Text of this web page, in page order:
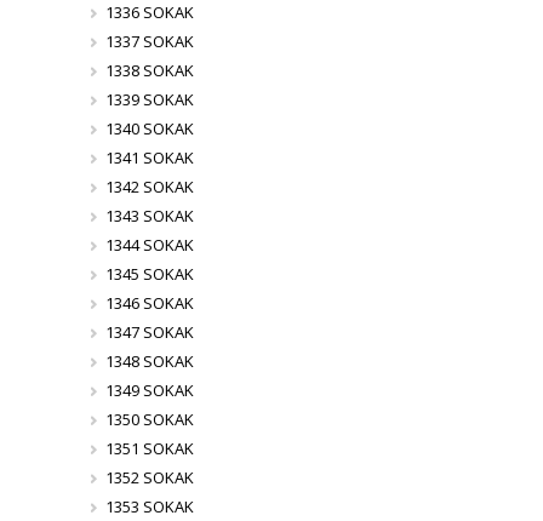
1336 SOKAK
1337 SOKAK
1338 SOKAK
1339 SOKAK
1340 SOKAK
1341 SOKAK
1342 SOKAK
1343 SOKAK
1344 SOKAK
1345 SOKAK
1346 SOKAK
1347 SOKAK
1348 SOKAK
1349 SOKAK
1350 SOKAK
1351 SOKAK
1352 SOKAK
1353 SOKAK